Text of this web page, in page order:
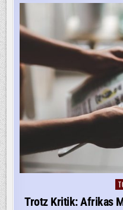
in
Trotz Kritik: Afrikas